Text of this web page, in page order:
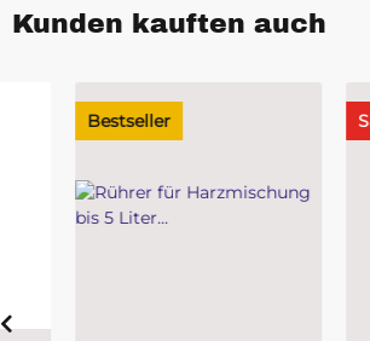
Kunden kauften auch
Bestseller Sale 22%